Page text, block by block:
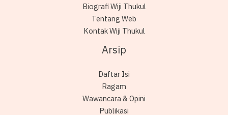
Biografi Wiji Thukul
Tentang Web
Kontak Wiji Thukul
Arsip
Daftar Isi
Ragam
Wawancara & Opini
Publikasi